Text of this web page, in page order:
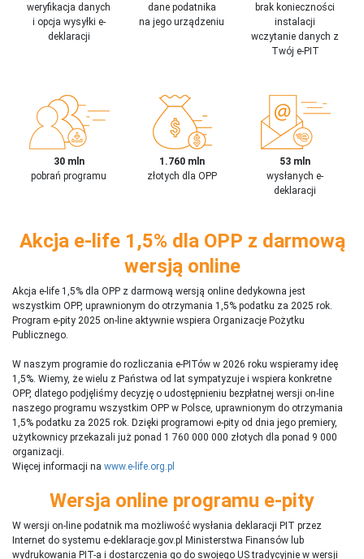
weryfikacja danych
i opcja wysyłki e-
deklaracji
dane podatnika
na jego urządzeniu
brak konieczności
instalacji
wczytanie danych z
Twój e-PIT
30 mln
pobrań programu
1.760 mln
złotych dla OPP
53 mln
wysłanych e-
deklaracji
Akcja e-life 1,5% dla OPP z darmową
wersją online
Akcja e-life 1,5% dla OPP z darmową wersją online dedykowna jest
wszystkim OPP, uprawnionym do otrzymania 1,5% podatku za 2025 rok.
Program e-pity 2025 on-line aktywnie wspiera Organizacje Pożytku
Publicznego.
W naszym programie do rozliczania e-PITów w 2026 roku wspieramy ideę
1,5%. Wiemy, że wielu z Państwa od lat sympatyzuje i wspiera konkretne
OPP, dlatego podjęliśmy decyzję o udostępnieniu bezpłatnej wersji on-line
naszego programu wszystkim OPP w Polsce, uprawnionym do otrzymania
1,5% podatku za 2025 rok. Dzięki programowi e-pity od dnia jego premiery,
użytkownicy przekazali już ponad 1 760 000 000 złotych dla ponad 9 000
organizacji.
Więcej informacji na www.e-life.org.pl
Wersja online programu e-pity
W wersji on-line podatnik ma możliwość wysłania deklaracji PIT przez
Internet do systemu e-deklaracje.gov.pl Ministerstwa Finansów lub
wydrukowania PIT-a i dostarczenia go do swojego US tradycyjnie w wersji